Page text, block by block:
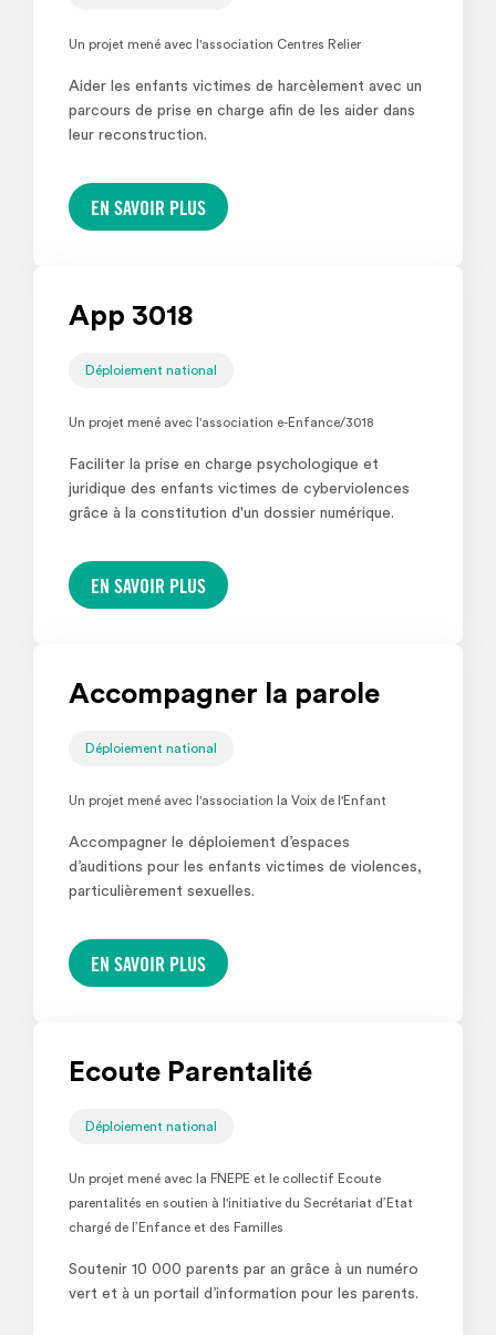
Un projet mené avec l'association Centres Relier
Aider les enfants victimes de harcèlement avec un
parcours de prise en charge afin de les aider dans
leur reconstruction.
EN SAVOIR PLUS
App 3018
Déploiement national
Un projet mené avec l'association e-Enfance/3018
Faciliter la prise en charge psychologique et
juridique des enfants victimes de cyberviolences
grâce à la constitution d'un dossier numérique.
EN SAVOIR PLUS
Accompagner la parole
Déploiement national
Un projet mené avec l'association la Voix de l'Enfant
Accompagner le déploiement d’espaces
d’auditions pour les enfants victimes de violences,
particulièrement sexuelles.
EN SAVOIR PLUS
Ecoute Parentalité
Déploiement national
Un projet mené avec la FNEPE et le collectif Ecoute
parentalités en soutien à l'initiative du Secrétariat d’Etat
chargé de l’Enfance et des Familles
Soutenir 10 000 parents par an grâce à un numéro
vert et à un portail d’information pour les parents.